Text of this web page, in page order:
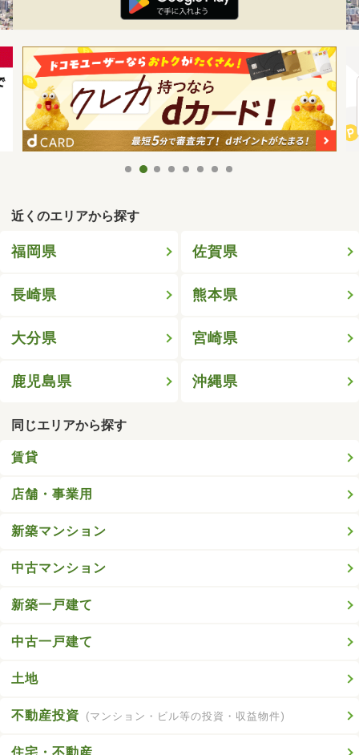
近くのエリアから探す
福岡県 佐賀県
長崎県 熊本県
大分県 宮崎県
鹿児島県 沖縄県
同じエリアから探す
賃貸
店舗・事業用
新築マンション
中古マンション
新築一戸建て
中古一戸建て
土地
不動産投資 (マンション・ビル等の投資・収益物件)